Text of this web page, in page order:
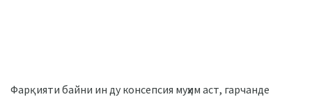
Фарқияти байни ин ду консепсия муҳим аст, гарчанде